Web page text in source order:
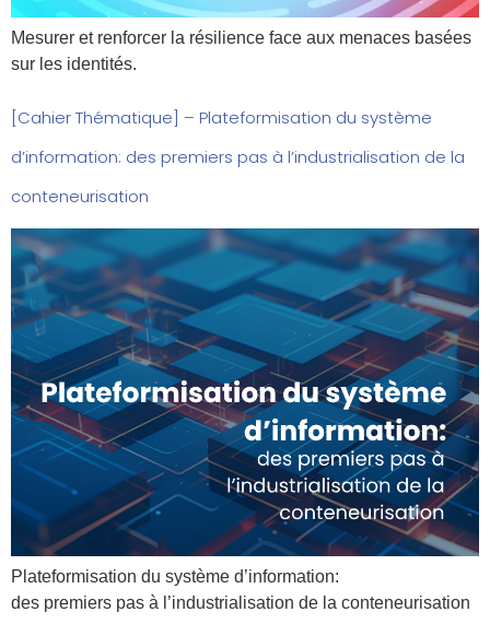
Mesurer et renforcer la résilience face aux menaces basées
sur les identités.
[Cahier Thématique] – Plateformisation du système
d’information: des premiers pas à l’industrialisation de la
conteneurisation
Plateformisation du système d’information:
des premiers pas à l’industrialisation de la conteneurisation